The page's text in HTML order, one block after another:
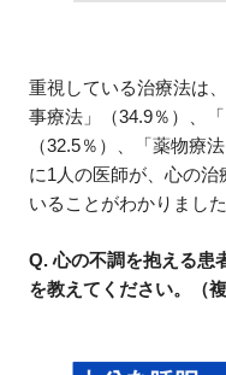
重視している治療法は
事療法」（34.9％）、
（32.5％）、「薬物療
に1人の医師が、心の
いることがわかりました
Q. 心の不調を抱える患
を教えてください。（複